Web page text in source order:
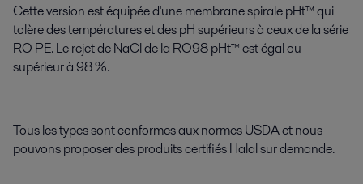
Cette version est équipée d'une membrane spirale pHt™ qui
tolère des températures et des pH supérieurs à ceux de la série
RO PE. Le rejet de NaCl de la RO98 pHt™ est égal ou
supérieur à 98 %.
Tous les types sont conformes aux normes USDA et nous
pouvons proposer des produits certifiés Halal sur demande.